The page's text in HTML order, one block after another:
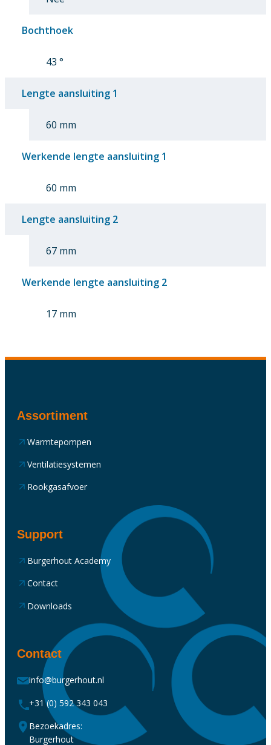
Bochthoek
43 °
Lengte aansluiting 1
60 mm
Werkende lengte aansluiting 1
60 mm
Lengte aansluiting 2
67 mm
Werkende lengte aansluiting 2
17 mm
Assortiment
Warmtepompen
Ventilatiesystemen
Rookgasafvoer
Support
Burgerhout Academy
Contact
Downloads
Contact
info@burgerhout.nl
+31 (0) 592 343 043
Bezoekadres:
Burgerhout